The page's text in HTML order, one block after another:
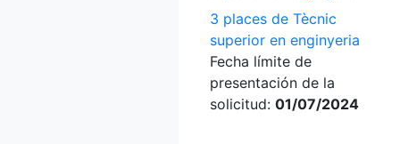
3 places de Tècnic
superior en enginyeria
Fecha límite de
presentación de la
solicitud: 01/07/2024